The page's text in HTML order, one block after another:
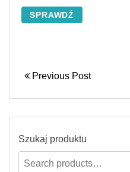
SPRAWDŹ
Previous Post
Szukaj produktu